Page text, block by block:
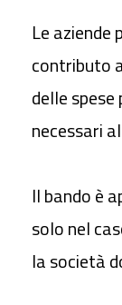
Le aziende
contributo
delle
necessari
Il bando è
solo nel
la società